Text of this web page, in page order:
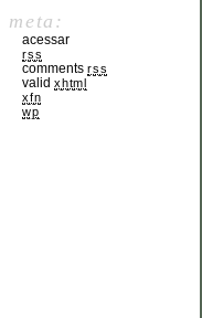
meta:
acessar
rss
comments rss
valid xhtml
xfn
wp